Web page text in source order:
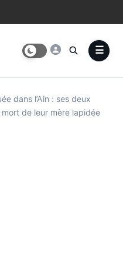
dans l’Ain : ses deux
de leur mère lapidée